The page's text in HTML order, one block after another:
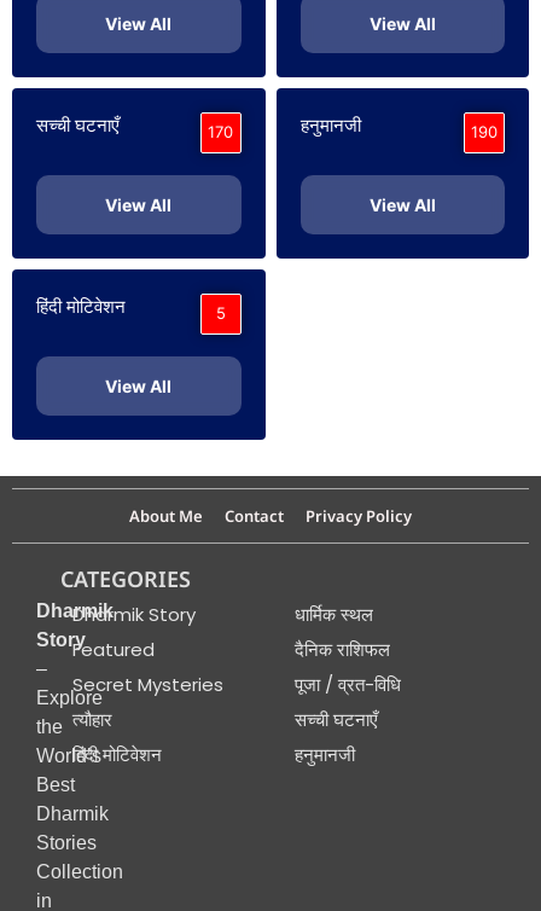
View All View All
सच्ची घटनाएँ 170
View All
हनुमानजी 190
View All
हिंदी मोटिवेशन 5
View All
About Me Contact Privacy Policy
Dharmik
Story
–
Explore
the
World’s
Best
Dharmik
Stories
Collection
in
CATEGORIES
Dharmik Story
Featured
Secret Mysteries
त्यौहार
हिंदी मोटिवेशन
धार्मिक स्थल
दैनिक राशिफल
पूजा / व्रत-विधि
सच्ची घटनाएँ
हनुमानजी